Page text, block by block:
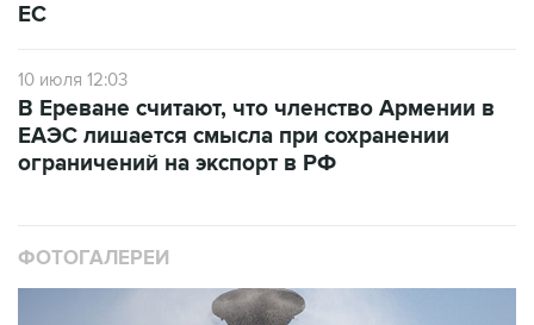
ЕАЭС лишается смысла при сохранении
ограничений на экспорт в РФ